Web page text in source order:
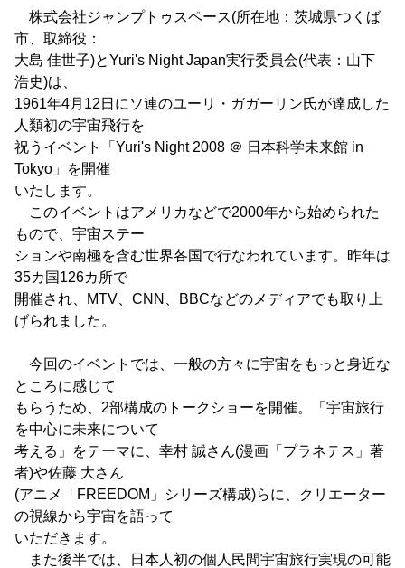
株式会社ジャンプトゥスペース(所在地：茨城県つくば
市、取締役：
大島 佳世子)とYuri's Night Japan実行委員会(代表：山下
浩史)は、
1961年4月12日にソ連のユーリ・ガガーリン氏が達成した
人類初の宇宙飛行を
祝うイベント「Yuri's Night 2008 ＠ 日本科学未来館 in
Tokyo」を開催
いたします。
このイベントはアメリカなどで2000年から始められた
もので、宇宙ステー
ションや南極を含む世界各国で行なわれています。昨年は
35カ国126カ所で
開催され、MTV、CNN、BBCなどのメディアでも取り上
げられました。
今回のイベントでは、一般の方々に宇宙をもっと身近な
ところに感じて
もらうため、2部構成のトークショーを開催。「宇宙旅行
を中心に未来について
考える」をテーマに、幸村 誠さん(漫画「プラネテス」著
者)や佐藤 大さん
(アニメ「FREEDOM」シリーズ構成)らに、クリエーター
の視線から宇宙を語って
いただきます。
また後半では、日本人初の個人民間宇宙旅行実現の可能